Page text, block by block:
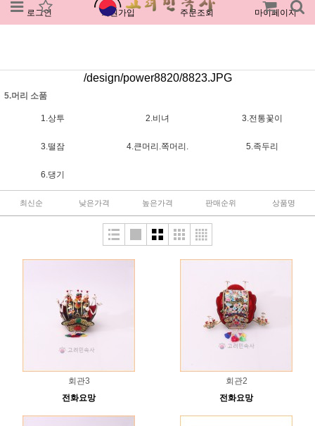
로그인 회원가입 주문조회 마이페이지
/design/power8820/8823.JPG
5.머리 소품
1.상투 2.비녀 3.전통꽃이
3.떨잠 4.큰머리.쪽머리. 5.족두리
6.댕기
최신순 낮은가격 높은가격 판매순위 상품명
회관3
전화요망
회관2
전화요망